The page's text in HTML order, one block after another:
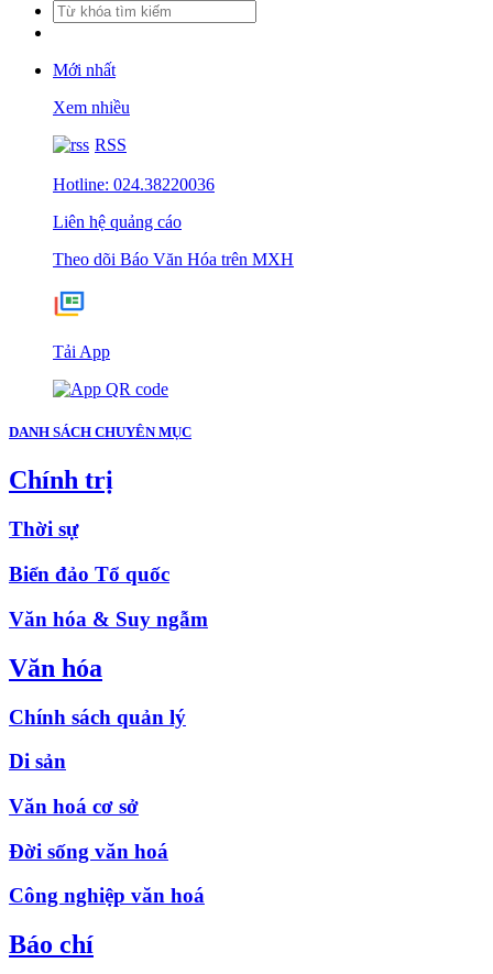
Mới nhất
Xem nhiều
RSS
Hotline: 024.38220036
Liên hệ quảng cáo
Theo dõi Báo Văn Hóa trên MXH
Tải App
DANH SÁCH CHUYÊN MỤC
Chính trị
Thời sự
Biển đảo Tổ quốc
Văn hóa & Suy ngẫm
Văn hóa
Chính sách quản lý
Di sản
Văn hoá cơ sở
Đời sống văn hoá
Công nghiệp văn hoá
Báo chí